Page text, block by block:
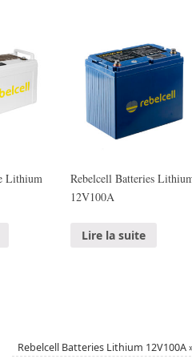
Lithium
Rebelcell Batteries
12V100A
Lire la suite
Rebelcell Batteries Lithium 12V100A